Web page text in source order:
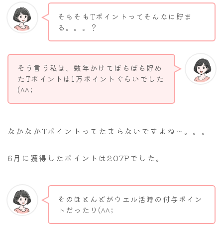
そもそもTポイントってそんなに貯ま
る。。。？
そう言う私は、数年かけてぼちぼち貯め
たTポイントは1万ポイントぐらいでした
(^^;
なかなかTポイントってたまらないですよね～。。。
6月に獲得したポイントは207Pでした。
そのほとんどがウエル活時の付与ポイン
トだったり(^^;